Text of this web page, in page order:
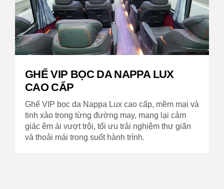
GHẾ VIP BỌC DA NAPPA LUX
CAO CẤP
Ghế VIP bọc da Nappa Lux cao cấp, mềm mại và
tinh xảo trong từng đường may, mang lại cảm
giác êm ái vượt trội, tối ưu trải nghiệm thư giãn
và thoải mái trong suốt hành trình.